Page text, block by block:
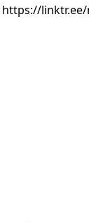
https://